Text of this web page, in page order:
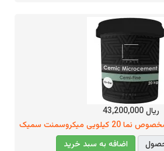
ریال 43,200,000
میکروسمنت سمیک
اضافه به سبد خرید